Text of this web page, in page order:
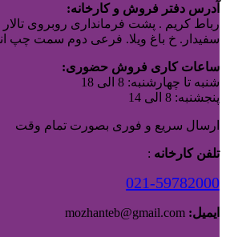
آدرس دفتر فروش و کارخانه:
رباط کریم . پشت فرمانداری روبروی
سفیدار. خ باغ ویلا. فرعی دوم سمت چپ
ساعات کاری فروش حضوری:
شنبه تا چهارشنبه: 8 الی 18
پنجشنبه: 8 الی 14
ارسال سریع و فوری بصورت تمام وقت
تلفن کارخانه :
021-59782000
ایمیل: